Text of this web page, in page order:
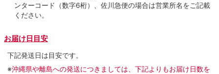
ンターコード（数字6桁）、佐川急便の場合は営業所名をご記載
ください。
お届け日目安
下記発送日は目安です。
※沖縄県や離島への発送につきましては、下記よりもお届け日数を